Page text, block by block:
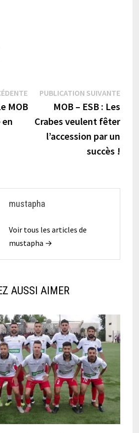
Publication
précédente :
MOB
PUBLICATION SUIVANTE
MOB – ESB : Les
Crabes veulent fêter
l’accession par un
succès !
mustapha
Voir tous les articles de
mustapha →
AUSSI AIMER